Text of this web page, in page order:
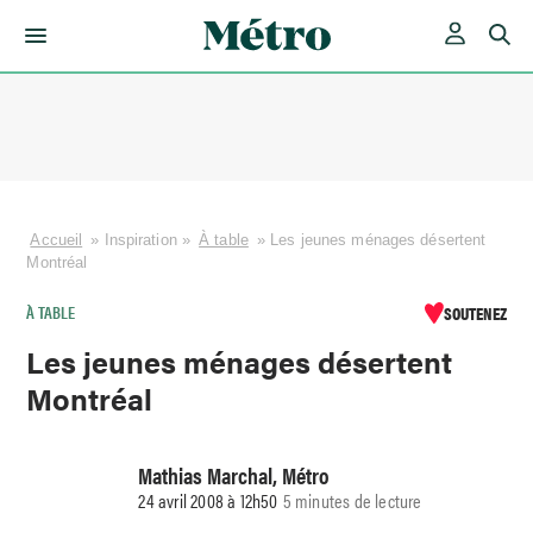
Accueil » Inspiration» À table » Les jeunes ménages désertent
Montréal
À TABLE SOUTENEZ
Les jeunes ménages désertent
Montréal
Mathias Marchal, Métro
24 avril 2008 à 12h50 5 minutes de lecture